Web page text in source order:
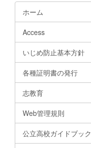
ホーム
Access
いじめ防止基本方針
各種証明書の発行
志教育
Web管理規則
公立高校ガイドブック